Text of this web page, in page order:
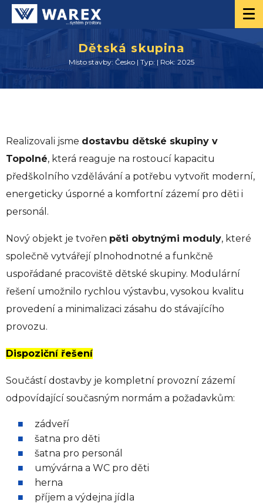
Dětská skupina
Místo stavby: Česko | Typ: | Rok: 2025
Realizovali jsme dostavbu dětské skupiny v
Topolné, která reaguje na rostoucí kapacitu
předškolního vzdělávání a potřebu vytvořit moderní,
energeticky úsporné a komfortní zázemí pro děti i
personál.
Nový objekt je tvořen pěti obytnými moduly, které
společně vytvářejí plnohodnotné a funkčně
uspořádané pracoviště dětské skupiny. Modulární
řešení umožnilo rychlou výstavbu, vysokou kvalitu
provedení a minimalizaci zásahu do stávajícího
provozu.
Dispoziční řešení
Součástí dostavby je kompletní provozní zázemí
odpovídající současným normám a požadavkům:
zádveří
šatna pro děti
šatna pro personál
umývárna a WC pro děti
herna
příjem a výdejna jídla